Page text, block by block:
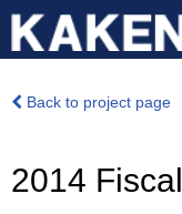
Back to project page
2014